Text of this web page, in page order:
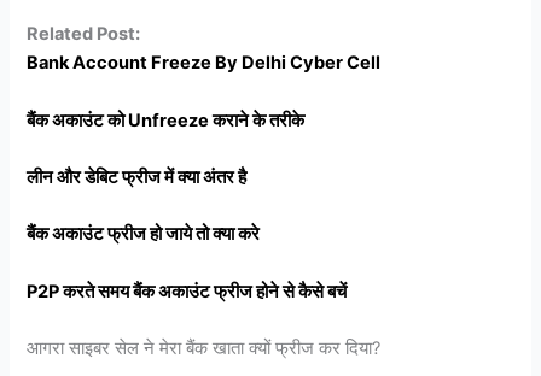
Related Post:
Bank Account Freeze By Delhi Cyber Cell
बैंक अकाउंट को Unfreeze कराने के तरीके
लीन और डेबिट फ्रीज में क्या अंतर है
बैंक अकाउंट फ्रीज हो जाये तो क्या करे
P2P करते समय बैंक अकाउंट फ्रीज होने से कैसे बचें
आगरा साइबर सेल ने मेरा बैंक खाता क्यों फ्रीज कर दिया?